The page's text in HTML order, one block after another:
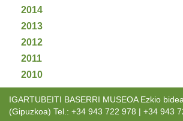
2014
2013
2012
2011
2010
IGARTUBEITI BASERRI MUSEOA Ezkio
(Gipuzkoa) Tel.: +34 943 722 978 | +34 943